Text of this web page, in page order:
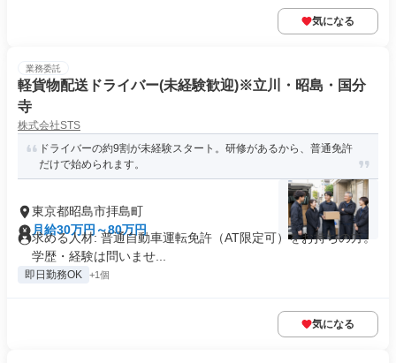
気になる
業務委託
軽貨物配送ドライバー(未経験歓迎)※立川・昭島・国分
寺
株式会社STS
ドライバーの約9割が未経験スタート。研修があるから、普通免許
だけで始められます。
東京都昭島市拝島町
月給30万円～80万円
求める人材: 普通自動車運転免許（AT限定可）をお持ちの方。
学歴・経験は問いませ...
即日勤務OK +1個
気になる